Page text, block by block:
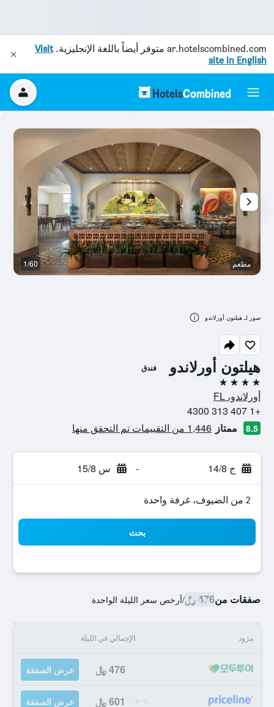
ar.hotelscombined.com متوفر أيضاً باللغة الإنجليزية.Visit
site in English
هيلتون أورلاندو فندق
4 نجوم
أورلاندو، FL
+1 407 313 4300
8.5 ممتاز 1,446 من التقييمات تم التحقق منها
ج 14/8 - س 15/8
2 من الضيوف، غرفة واحدة
بحث
صفقات من476 ﷼ /أرخص سعر الليلة الواحدة
مزود الإجمالي في الليلة
476 ﷼ عرض الصفقة
601 ﷼ عرض الصفقة
مطعم 1/60
صور لـ هيلتون أورلاندو